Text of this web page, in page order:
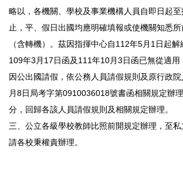
略以，各機關、學校及事業機構人員自即日起
止，平、假日出國均應明確填報或使機關知悉
（含轉機）。茲因指揮中心自112年5月1日起
109年3月17日函及111年10月3日函已無從適用
因公出國請假，依公務人員請假規則及原行政
月8日局考字第0910036018號書函相關規定辦
分，回歸各該人員請假規則及相關規定辦理。
三、公立各級學校教師比照前開規定辦理，至私
請各校秉權責辦理。